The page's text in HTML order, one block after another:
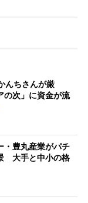
んちさんが厳
の次」に資金が流
・豊丸産業がパチ
大手と中小の格